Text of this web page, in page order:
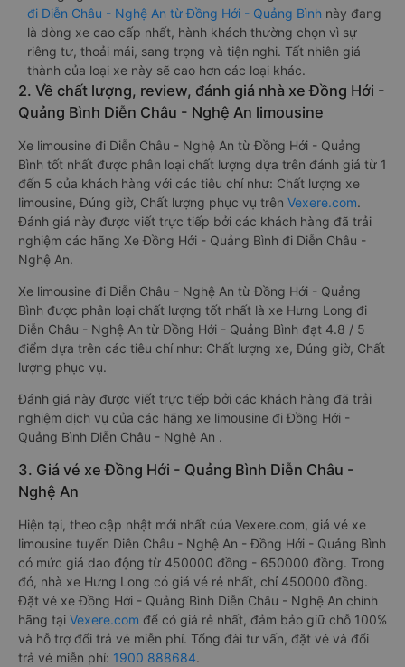
đi Diễn Châu - Nghệ An từ Đồng Hới - Quảng Bình này đang
là dòng xe cao cấp nhất, hành khách thường chọn vì sự
riêng tư, thoải mái, sang trọng và tiện nghi. Tất nhiên giá
thành của loại xe này sẽ cao hơn các loại khác.
2. Về chất lượng, review, đánh giá nhà xe Đồng Hới -
Quảng Bình Diễn Châu - Nghệ An limousine
Xe limousine đi Diễn Châu - Nghệ An từ Đồng Hới - Quảng
Bình tốt nhất được phân loại chất lượng dựa trên đánh giá từ 1
đến 5 của khách hàng với các tiêu chí như: Chất lượng xe
limousine, Đúng giờ, Chất lượng phục vụ trên Vexere.com.
Đánh giá này được viết trực tiếp bởi các khách hàng đã trải
nghiệm các hãng Xe Đồng Hới - Quảng Bình đi Diễn Châu -
Nghệ An.
Xe limousine đi Diễn Châu - Nghệ An từ Đồng Hới - Quảng
Bình được phân loại chất lượng tốt nhất là xe Hưng Long đi
Diễn Châu - Nghệ An từ Đồng Hới - Quảng Bình đạt 4.8 / 5
điểm dựa trên các tiêu chí như: Chất lượng xe, Đúng giờ, Chất
lượng phục vụ.
Đánh giá này được viết trực tiếp bởi các khách hàng đã trải
nghiệm dịch vụ của các hãng xe limousine đi Đồng Hới -
Quảng Bình Diễn Châu - Nghệ An .
3. Giá vé xe Đồng Hới - Quảng Bình Diễn Châu -
Nghệ An
Hiện tại, theo cập nhật mới nhất của Vexere.com, giá vé xe
limousine tuyến Diễn Châu - Nghệ An - Đồng Hới - Quảng Bình
có mức giá dao động từ 450000 đồng - 650000 đồng. Trong
đó, nhà xe Hưng Long có giá vé rẻ nhất, chỉ 450000 đồng.
Đặt vé xe Đồng Hới - Quảng Bình Diễn Châu - Nghệ An chính
hãng tại Vexere.com để có giá rẻ nhất, đảm bảo giữ chỗ 100%
và hỗ trợ đổi trả vé miễn phí. Tổng đài tư vấn, đặt vé và đổi
trả vé miễn phí: 1900 888684.